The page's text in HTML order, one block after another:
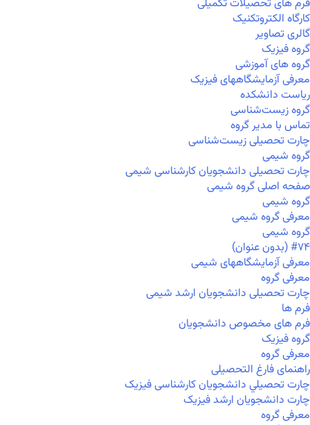
فرم های تحصیلات تکمیلی
کارگاه الکتروتکنیک
گالری تصاویر
گروه فیزیک
گروه های آموزشی
معرفی آزمایشگاههای فیزیک
ریاست دانشکده
گروه زیست‌شناسی
تماس با مدیر گروه
چارت تحصیلی زیست‌شناسی
گروه شیمی
چارت تحصیلی دانشجویان کارشناسی شیمی
صفحه اصلی گروه شیمی
گروه شیمی
معرفی گروه شیمی
گروه شیمی
#۷۴ (بدون عنوان)
معرفی آزمایشگاههای شیمی
معرفی گروه
چارت تحصیلی دانشجویان ارشد شیمی
فرم ها
فرم های مخصوص دانشجویان
گروه فیزیک
معرفی گروه
راهنمای فارغ التحصیلی
چارت تحصيلي دانشجویان کارشناسی فیزیک
چارت دانشجویان ارشد فیزیک
معرفی گروه